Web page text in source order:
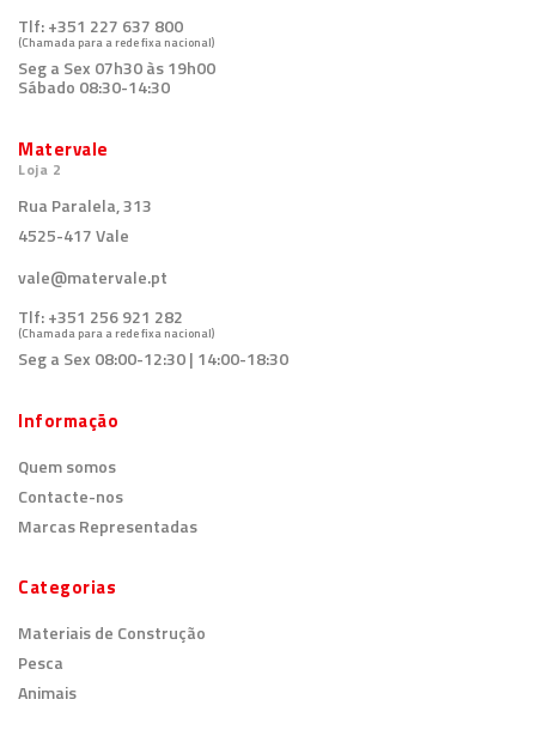
Tlf:+351 227 637 800
(Chamada para a rede fixa nacional)
Seg a Sex 07h30 às 19h00
Sábado 08:30-14:30
Matervale
Loja 2
Rua Paralela, 313
4525-417 Vale
vale@matervale.pt
Tlf:+351 256 921 282
(Chamada para a rede fixa nacional)
Seg a Sex 08:00-12:30 | 14:00-18:30
Informação
Quem somos
Contacte-nos
Marcas Representadas
Categorias
Materiais de Construção
Pesca
Animais